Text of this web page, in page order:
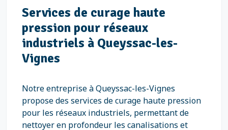
Services de curage haute
pression pour réseaux
industriels à Queyssac-les-
Vignes
Notre entreprise à Queyssac-les-Vignes
propose des services de curage haute pression
pour les réseaux industriels, permettant de
nettoyer en profondeur les canalisations et